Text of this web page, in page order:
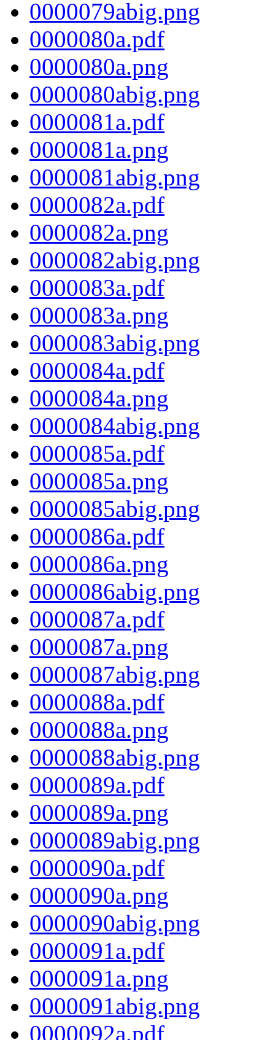
0000079abig.png
0000080a.pdf
0000080a.png
0000080abig.png
0000081a.pdf
0000081a.png
0000081abig.png
0000082a.pdf
0000082a.png
0000082abig.png
0000083a.pdf
0000083a.png
0000083abig.png
0000084a.pdf
0000084a.png
0000084abig.png
0000085a.pdf
0000085a.png
0000085abig.png
0000086a.pdf
0000086a.png
0000086abig.png
0000087a.pdf
0000087a.png
0000087abig.png
0000088a.pdf
0000088a.png
0000088abig.png
0000089a.pdf
0000089a.png
0000089abig.png
0000090a.pdf
0000090a.png
0000090abig.png
0000091a.pdf
0000091a.png
0000091abig.png
0000092a.pdf